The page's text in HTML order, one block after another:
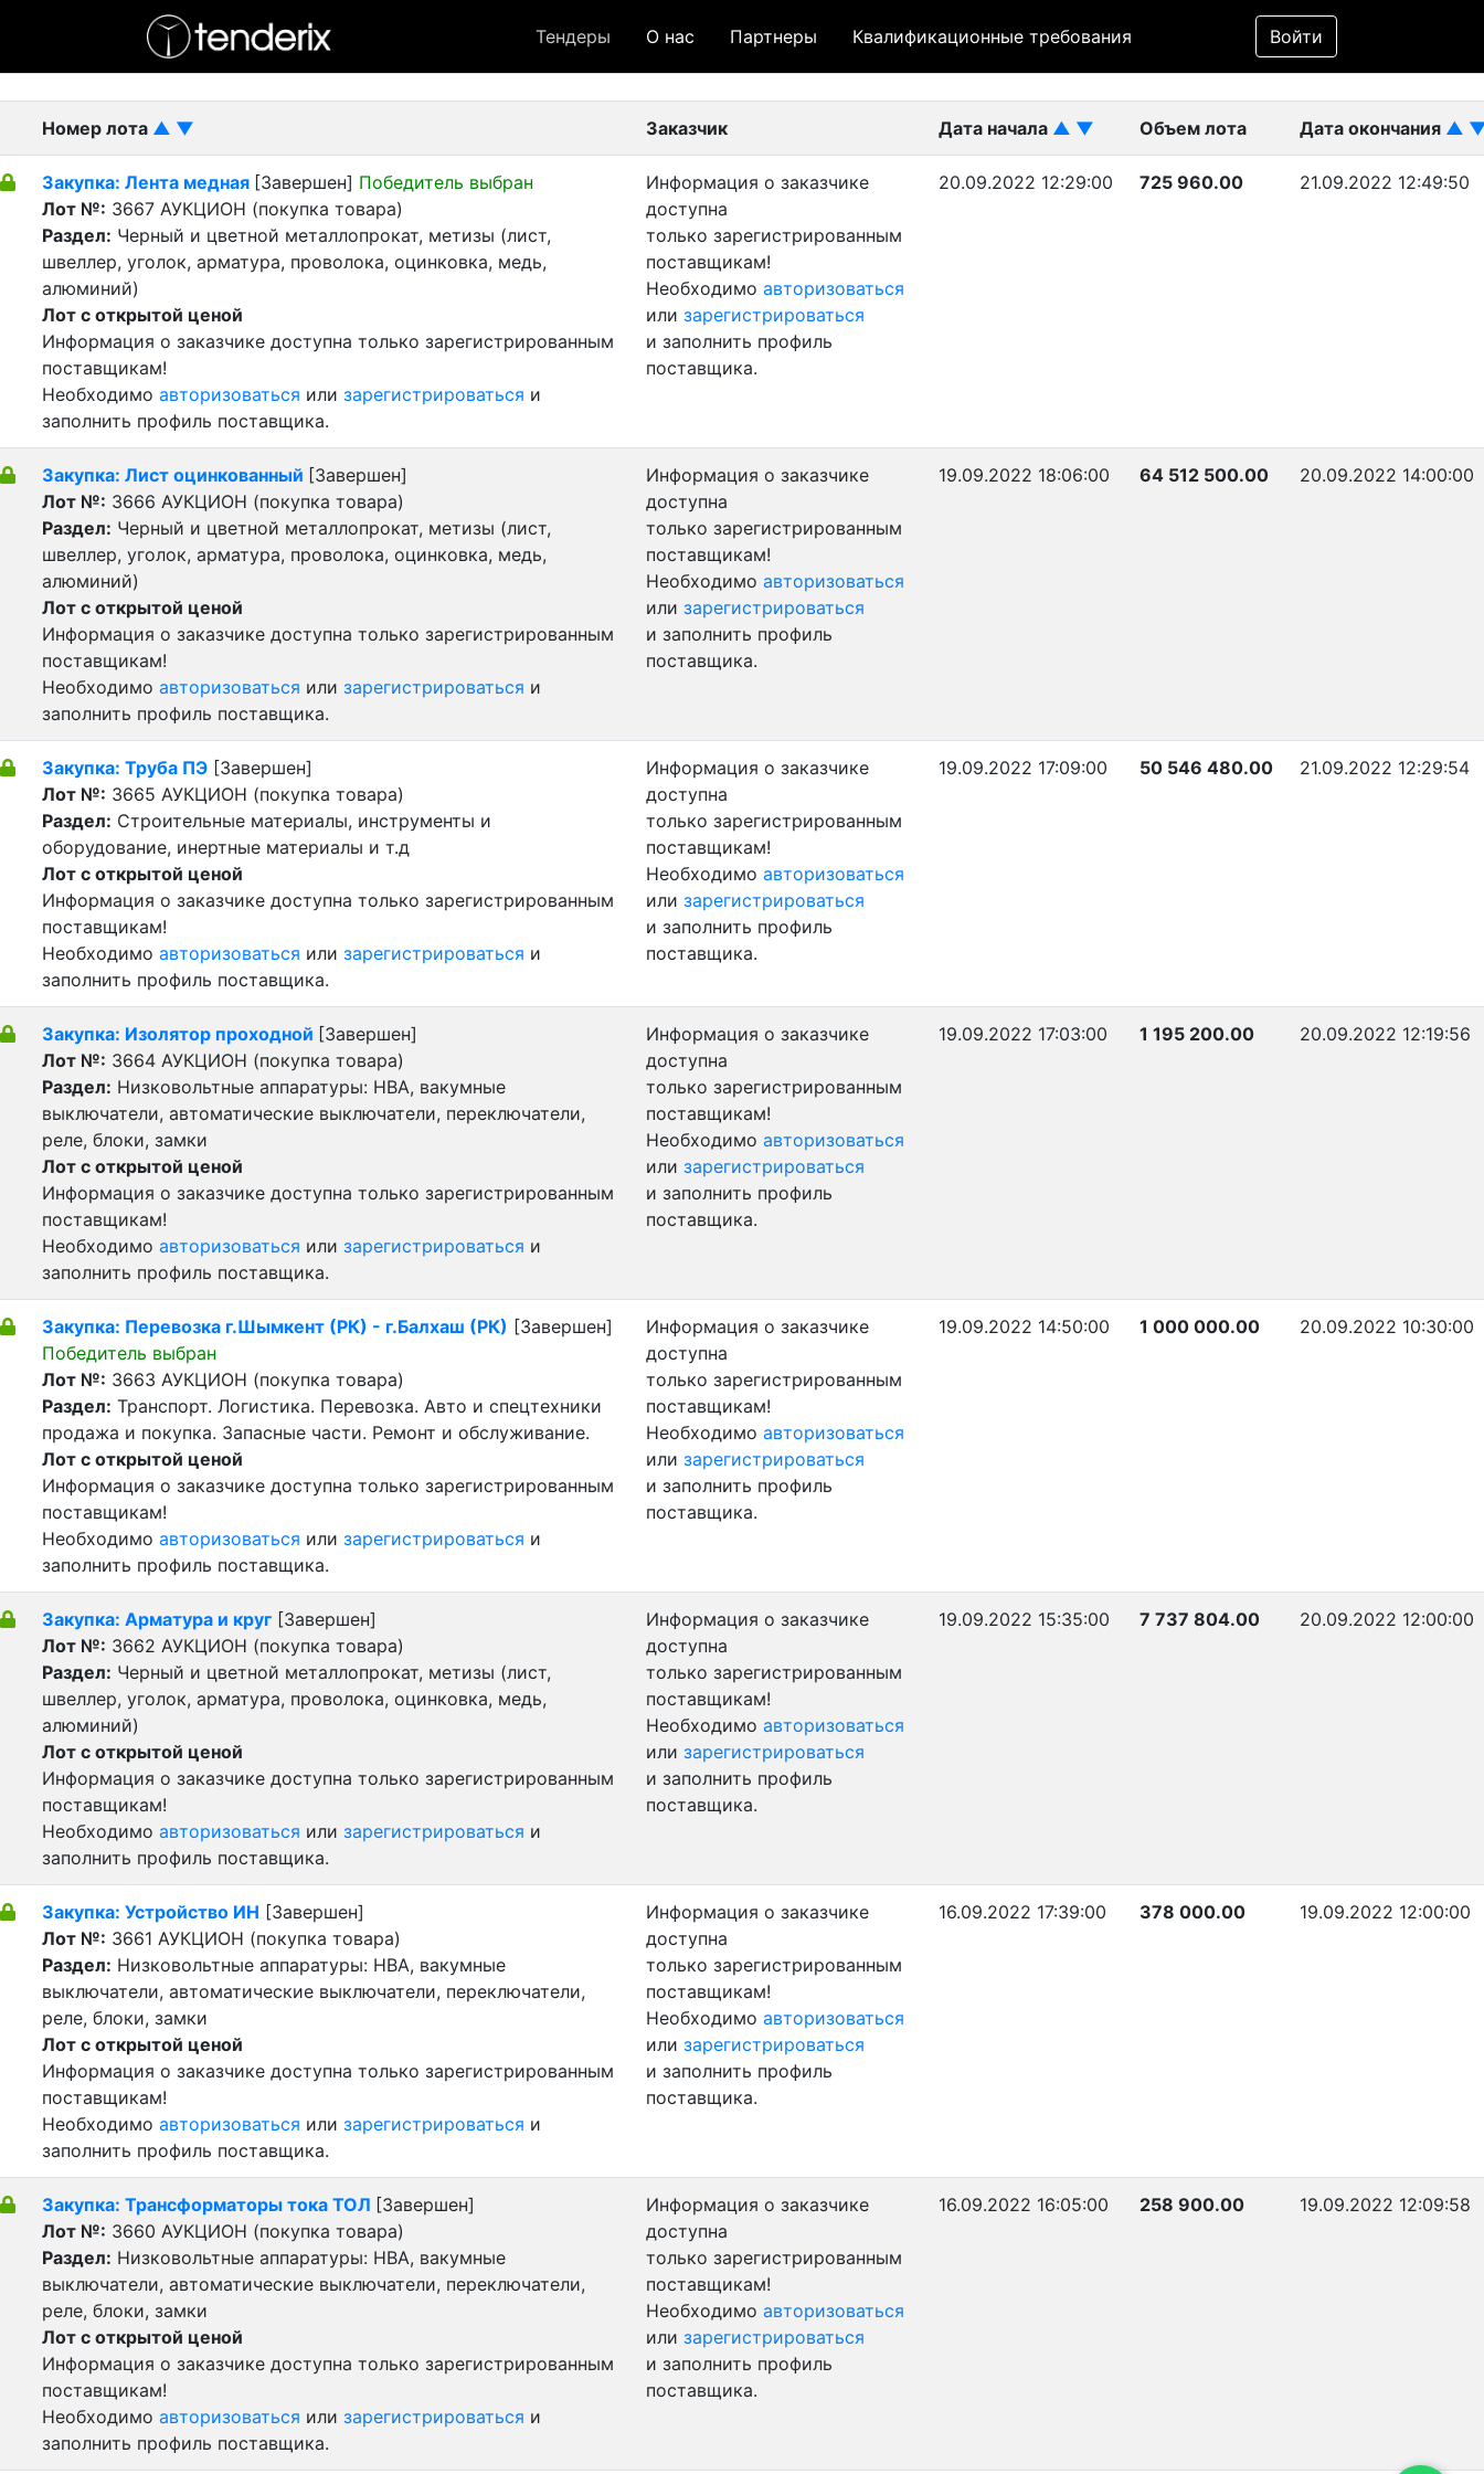
Тендеры О нас Партнеры Квалификационные требования Войти
Фильтр
- Завершенный лот
Номер лота ▲ ▼ Заказчик Дата начала ▲ ▼ Объем лота Дата окончания ▲
Закупка: Лента медная [Завершен] Победитель выбран
Лот №: 3667 АУКЦИОН (покупка товара)
Раздел: Черный и цветной металлопрокат, метизы (лист,
швеллер, уголок, арматура, проволока, оцинковка, медь,
алюминий)
Лот с открытой ценой
Информация о заказчике доступна только зарегистрированным
поставщикам!
Необходимо авторизоваться или зарегистрироваться и
заполнить профиль поставщика.
Информация о заказчике
доступна
только зарегистрированным
поставщикам!
Необходимо авторизоваться
или зарегистрироваться
и заполнить профиль
поставщика.
20.09.2022 12:29:00 725 960.00 21.09.2022 12:49:50
Закупка: Лист оцинкованный [Завершен]
Лот №: 3666 АУКЦИОН (покупка товара)
Раздел: Черный и цветной металлопрокат, метизы (лист,
швеллер, уголок, арматура, проволока, оцинковка, медь,
алюминий)
Лот с открытой ценой
Информация о заказчике доступна только зарегистрированным
поставщикам!
Необходимо авторизоваться или зарегистрироваться и
заполнить профиль поставщика.
Информация о заказчике
доступна
только зарегистрированным
поставщикам!
Необходимо авторизоваться
или зарегистрироваться
и заполнить профиль
поставщика.
19.09.2022 18:06:00 64 512 500.00 20.09.2022 14:00:00
Закупка: Труба ПЭ [Завершен]
Лот №: 3665 АУКЦИОН (покупка товара)
Раздел: Строительные материалы, инструменты и
оборудование, инертные материалы и т.д
Лот с открытой ценой
Информация о заказчике доступна только зарегистрированным
поставщикам!
Необходимо авторизоваться или зарегистрироваться и
заполнить профиль поставщика.
Информация о заказчике
доступна
только зарегистрированным
поставщикам!
Необходимо авторизоваться
или зарегистрироваться
и заполнить профиль
поставщика.
19.09.2022 17:09:00 50 546 480.00 21.09.2022 12:29:54
Закупка: Изолятор проходной [Завершен]
Лот №: 3664 АУКЦИОН (покупка товара)
Раздел: Низковольтные аппаратуры: НВА, вакумные
выключатели, автоматические выключатели, переключатели,
реле, блоки, замки
Лот с открытой ценой
Информация о заказчике доступна только зарегистрированным
поставщикам!
Необходимо авторизоваться или зарегистрироваться и
заполнить профиль поставщика.
Информация о заказчике
доступна
только зарегистрированным
поставщикам!
Необходимо авторизоваться
или зарегистрироваться
и заполнить профиль
поставщика.
19.09.2022 17:03:00 1 195 200.00 20.09.2022 12:19:56
Закупка: Перевозка г.Шымкент (РК) - г.Балхаш (РК) [Завершен]
Победитель выбран
Лот №: 3663 АУКЦИОН (покупка товара)
Раздел: Транспорт. Логистика. Перевозка. Авто и спецтехники
продажа и покупка. Запасные части. Ремонт и обслуживание.
Лот с открытой ценой
Информация о заказчике доступна только зарегистрированным
поставщикам!
Необходимо авторизоваться или зарегистрироваться и
заполнить профиль поставщика.
Информация о заказчике
доступна
только зарегистрированным
поставщикам!
Необходимо авторизоваться
или зарегистрироваться
и заполнить профиль
поставщика.
19.09.2022 14:50:00 1 000 000.00 20.09.2022 10:30:00
Закупка: Арматура и круг [Завершен]
Лот №: 3662 АУКЦИОН (покупка товара)
Раздел: Черный и цветной металлопрокат, метизы (лист,
швеллер, уголок, арматура, проволока, оцинковка, медь,
алюминий)
Лот с открытой ценой
Информация о заказчике доступна только зарегистрированным
поставщикам!
Необходимо авторизоваться или зарегистрироваться и
заполнить профиль поставщика.
Информация о заказчике
доступна
только зарегистрированным
поставщикам!
Необходимо авторизоваться
или зарегистрироваться
и заполнить профиль
поставщика.
19.09.2022 15:35:00 7 737 804.00 20.09.2022 12:00:00
Закупка: Устройство ИН [Завершен]
Лот №: 3661 АУКЦИОН (покупка товара)
Раздел: Низковольтные аппаратуры: НВА, вакумные
выключатели, автоматические выключатели, переключатели,
реле, блоки, замки
Лот с открытой ценой
Информация о заказчике доступна только зарегистрированным
поставщикам!
Необходимо авторизоваться или зарегистрироваться и
заполнить профиль поставщика.
Информация о заказчике
доступна
только зарегистрированным
поставщикам!
Необходимо авторизоваться
или зарегистрироваться
и заполнить профиль
поставщика.
16.09.2022 17:39:00 378 000.00 19.09.2022 12:00:00
Закупка: Трансформаторы тока ТОЛ [Завершен]
Лот №: 3660 АУКЦИОН (покупка товара)
Раздел: Низковольтные аппаратуры: НВА, вакумные
выключатели, автоматические выключатели, переключатели,
реле, блоки, замки
Лот с открытой ценой
Информация о заказчике доступна только зарегистрированным
поставщикам!
Необходимо авторизоваться или зарегистрироваться и
заполнить профиль поставщика.
Информация о заказчике
доступна
только зарегистрированным
поставщикам!
Необходимо авторизоваться
или зарегистрироваться
и заполнить профиль
поставщика.
16.09.2022 16:05:00 258 900.00 19.09.2022 12:09:58